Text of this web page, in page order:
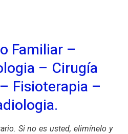
Familiar –
– Cirugía
Fisioterapia –
Si no es usted, elimínelo y